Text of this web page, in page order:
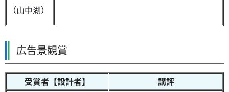
（山中湖）
広告景観賞
受賞者【設計者】 講評